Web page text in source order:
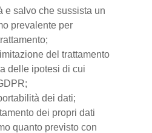
e salvo che sussista un
prevalente per
del trattamento
delle ipotesi di cui
dei dati;
dei propri dati
quanto previsto con